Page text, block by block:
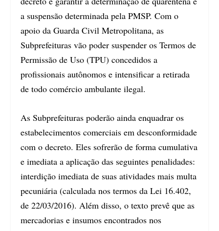
a suspensão determinada pela PMSP. Com o
apoio da Guarda Civil Metropolitana, as
Subprefeituras vão poder suspender os Termos de
Permissão de Uso (TPU) concedidos a
profissionais autônomos e intensificar a retirada
de todo comércio ambulante ilegal.
As Subprefeituras poderão ainda enquadrar os
estabelecimentos comerciais em desconformidade
com o decreto. Eles sofrerão de forma cumulativa
e imediata a aplicação das seguintes penalidades:
interdição imediata de suas atividades mais multa
pecuniária (calculada nos termos da Lei 16.402,
de 22/03/2016). Além disso, o texto prevê que as
mercadorias e insumos encontrados nos